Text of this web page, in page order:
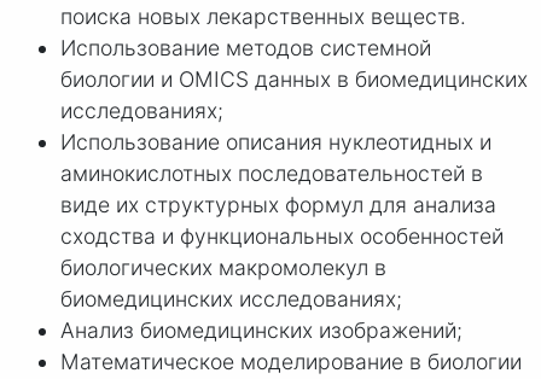
поиска новых лекарственных веществ.
Использование методов системной
биологии и OMICS данных в биомедицинских
исследованиях;
Использование описания нуклеотидных и
аминокислотных последовательностей в
виде их структурных формул для анализа
сходства и функциональных особенностей
биологических макромолекул в
биомедицинских исследованиях;
Анализ биомедицинских изображений;
Математическое моделирование в биологии